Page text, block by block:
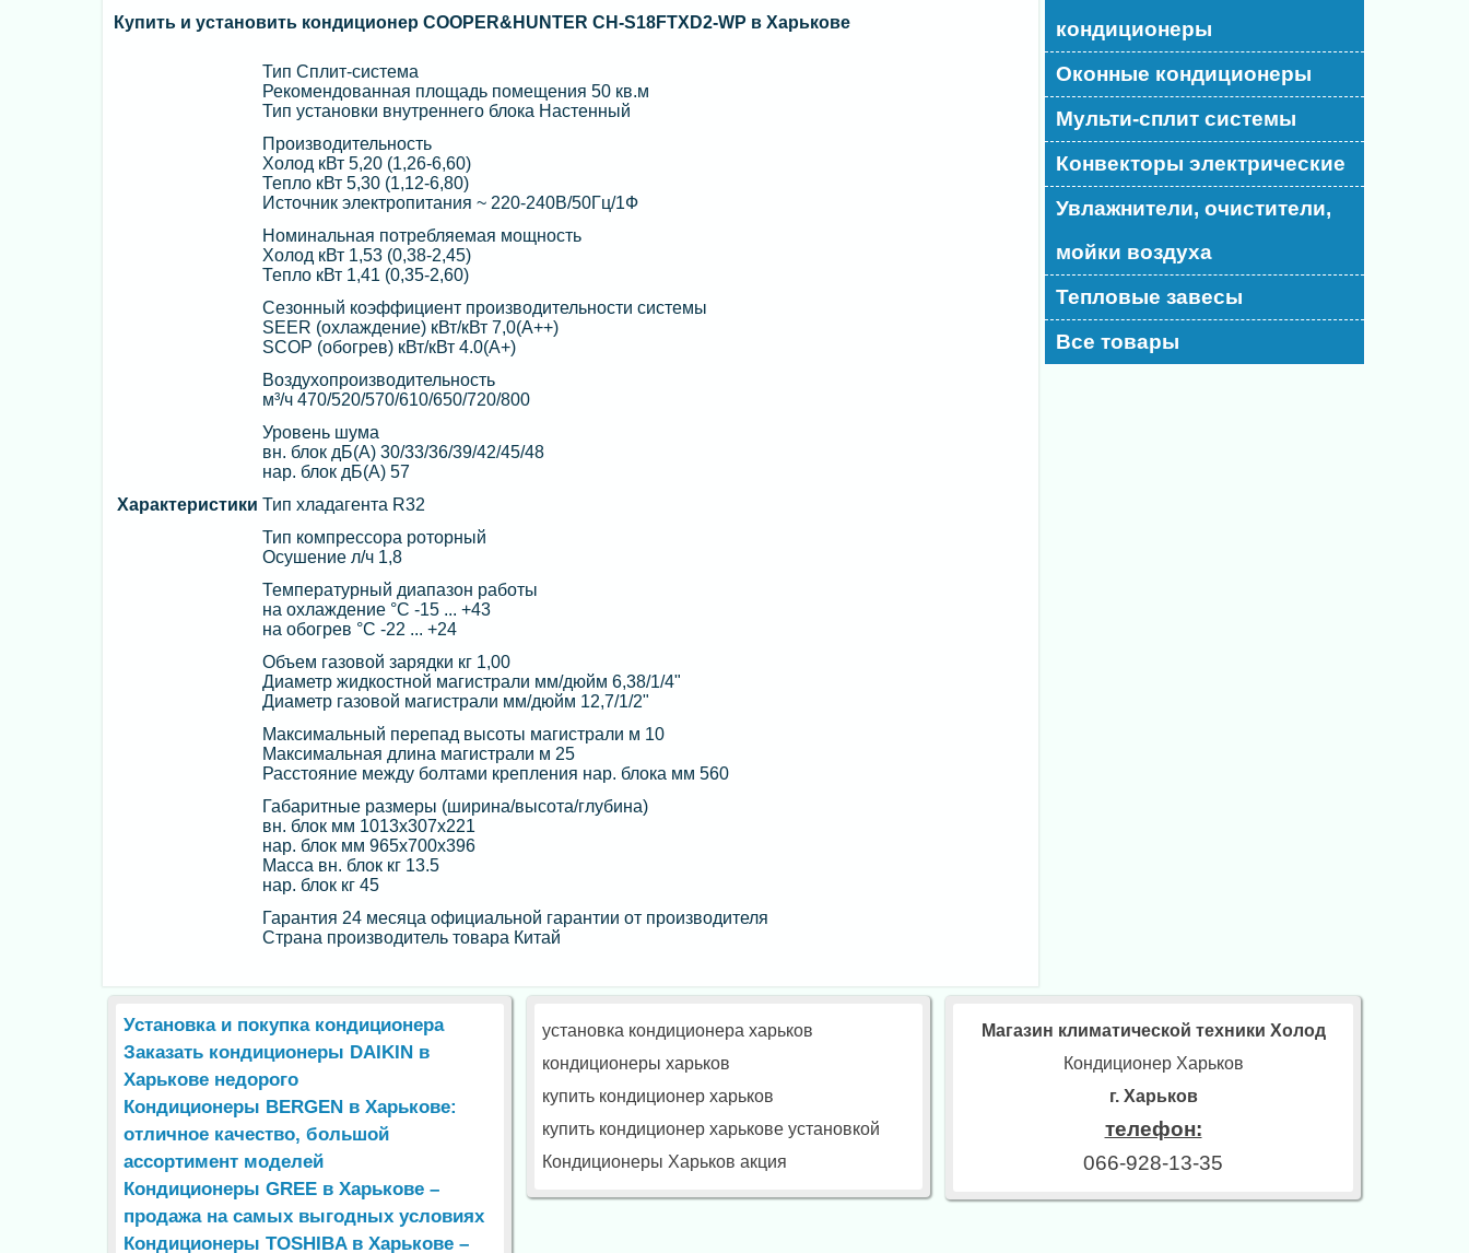
Купить и установить кондиционер COOPER&HUNTER CH-S18FTXD2-WP в Харькове
Характеристики
Тип Сплит-система
Рекомендованная площадь помещения 50 кв.м
Тип установки внутреннего блока Настенный
Производительность
Холод кВт 5,20 (1,26-6,60)
Тепло кВт 5,30 (1,12-6,80)
Источник электропитания ~ 220-240В/50Гц/1Ф
Номинальная потребляемая мощность
Холод кВт 1,53 (0,38-2,45)
Тепло кВт 1,41 (0,35-2,60)
Сезонный коэффициент производительности системы
SEER (охлаждение) кВт/кВт 7,0(А++)
SCOP (обогрев) кВт/кВт 4.0(А+)
Воздухопроизводительность
м³/ч 470/520/570/610/650/720/800
Уровень шума
вн. блок дБ(А) 30/33/36/39/42/45/48
нар. блок дБ(А) 57
Тип хладагента R32
Тип компрессора роторный
Осушение л/ч 1,8
Температурный диапазон работы
на охлаждение °C -15 ... +43
на обогрев °C -22 ... +24
Объем газовой зарядки кг 1,00
Диаметр жидкостной магистрали мм/дюйм 6,38/1/4"
Диаметр газовой магистрали мм/дюйм 12,7/1/2"
Максимальный перепад высоты магистрали м 10
Максимальная длина магистрали м 25
Расстояние между болтами крепления нар. блока мм 560
Габаритные размеры (ширина/высота/глубина)
вн. блок мм 1013х307х221
нар. блок мм 965х700х396
Масса вн. блок кг 13.5
нар. блок кг 45
Гарантия 24 месяца официальной гарантии от производителя
Страна производитель товара Китай
кондиционеры
Оконные кондиционеры
Мульти-сплит системы
Конвекторы электрические
Увлажнители, очистители,
мойки воздуха
Тепловые завесы
Все товары
Установка и покупка кондиционера
Заказать кондиционеры DAIKIN в
Харькове недорого
Кондиционеры BERGEN в Харькове:
отличное качество, большой
ассортимент моделей
Кондиционеры GREE в Харькове –
продажа на самых выгодных условиях
Кондиционеры TOSHIBA в Харькове –
установка кондиционера харьков
кондиционеры харьков
купить кондиционер харьков
купить кондиционер харькове установкой
Кондиционеры Харьков акция
Магазин климатической техники Холод
Кондиционер Харьков
г. Харьков
телефон:
066-928-13-35